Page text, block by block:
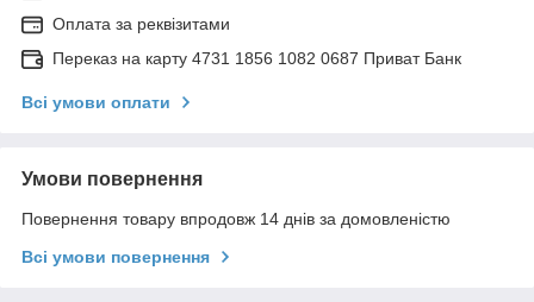
Оплата за реквізитами
Переказ на карту 4731 1856 1082 0687 Приват Банк
Всі умови оплати
Умови повернення
Повернення товару впродовж 14 днів за домовленістю
Всі умови повернення